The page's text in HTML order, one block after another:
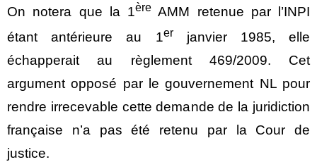
On notera que la 1ère AMM retenue par l’INPI
étant antérieure au 1er
janvier 1985, elle
échapperait au règlement 469/2009. Cet
argument opposé par le gouvernement NL pour
rendre irrecevable cette demande de la juridiction
française n’a pas été retenu par la Cour de
justice.